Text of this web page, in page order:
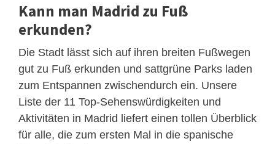
Kann man Madrid zu Fuß
erkunden?
Die Stadt lässt sich auf ihren breiten Fußwegen
gut zu Fuß erkunden und sattgrüne Parks laden
zum Entspannen zwischendurch ein. Unsere
Liste der 11 Top-Sehenswürdigkeiten und
Aktivitäten in Madrid liefert einen tollen Überblick
für alle, die zum ersten Mal in die spanische